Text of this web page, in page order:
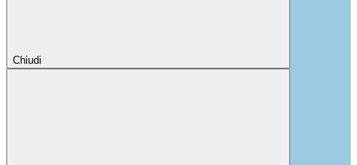
Chiudi